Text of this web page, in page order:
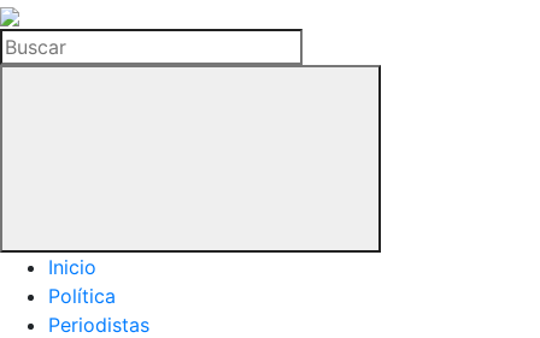
La
Hemeroteca
del
Buscar
Inicio
Política
Periodistas